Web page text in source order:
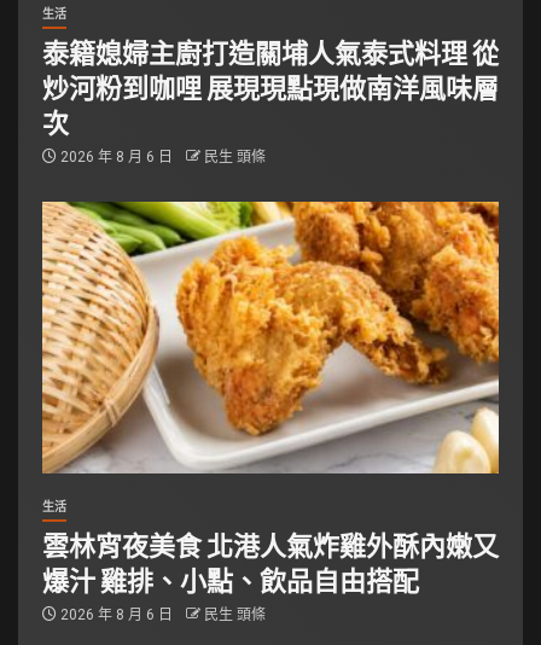
生活
泰籍媳婦主廚打造關埔人氣泰式料理 從
炒河粉到咖哩 展現現點現做南洋風味層
次
2026 年 8 月 6 日 民生 頭條
生活
雲林宵夜美食 北港人氣炸雞外酥內嫩又
爆汁 雞排、小點、飲品自由搭配
2026 年 8 月 6 日 民生 頭條